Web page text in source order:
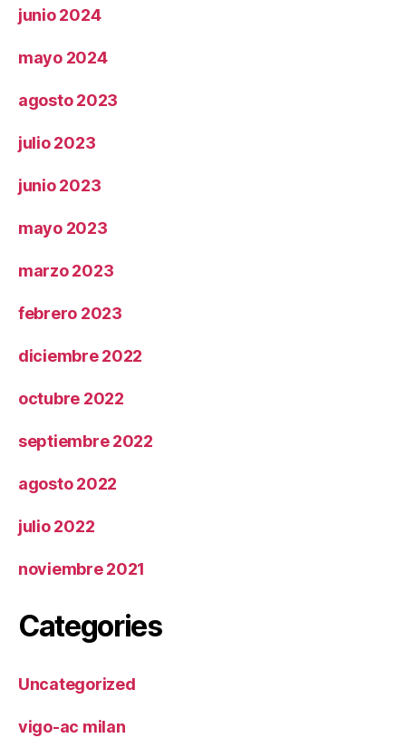
junio 2024
mayo 2024
agosto 2023
julio 2023
junio 2023
mayo 2023
marzo 2023
febrero 2023
diciembre 2022
octubre 2022
septiembre 2022
agosto 2022
julio 2022
noviembre 2021
Categories
Uncategorized
vigo-ac milan